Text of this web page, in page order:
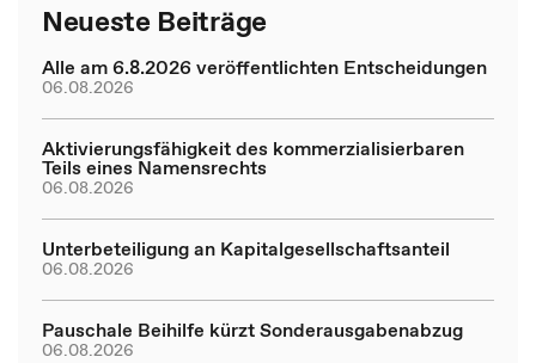
Neueste Beiträge
Alle am 6.8.2026 veröffentlichten Entscheidungen
06.08.2026
Aktivierungsfähigkeit des kommerzialisierbaren
Teils eines Namensrechts
06.08.2026
Unterbeteiligung an Kapitalgesellschaftsanteil
06.08.2026
Pauschale Beihilfe kürzt Sonderausgabenabzug
06.08.2026